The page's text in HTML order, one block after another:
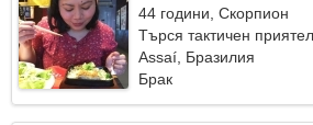
44 години, Скорпион
Търся тактичен
Assaí, Бразилия
Брак